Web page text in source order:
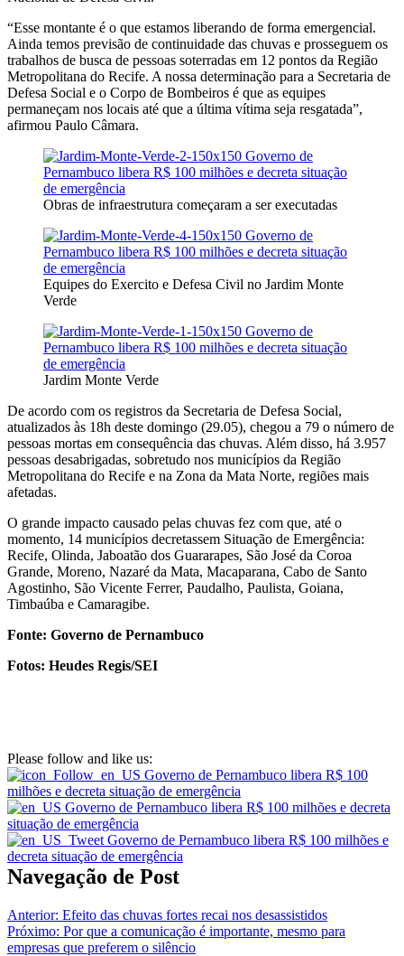
“Esse montante é o que estamos liberando de forma emergencial.
Ainda temos previsão de continuidade das chuvas e prosseguem os
trabalhos de busca de pessoas soterradas em 12 pontos da Região
Metropolitana do Recife. A nossa determinação para a Secretaria de
Defesa Social e o Corpo de Bombeiros é que as equipes
permaneçam nos locais até que a última vítima seja resgatada”,
afirmou Paulo Câmara.
Obras de infraestrutura começaram a ser executadas
Equipes do Exercito e Defesa Civil no Jardim Monte
Verde
Jardim Monte Verde
De acordo com os registros da Secretaria de Defesa Social,
atualizados às 18h deste domingo (29.05), chegou a 79 o número de
pessoas mortas em consequência das chuvas. Além disso, há 3.957
pessoas desabrigadas, sobretudo nos municípios da Região
Metropolitana do Recife e na Zona da Mata Norte, regiões mais
afetadas.
O grande impacto causado pelas chuvas fez com que, até o
momento, 14 municípios decretassem Situação de Emergência:
Recife, Olinda, Jaboatão dos Guararapes, São José da Coroa
Grande, Moreno, Nazaré da Mata, Macaparana, Cabo de Santo
Agostinho, São Vicente Ferrer, Paudalho, Paulista, Goiana,
Timbaúba e Camaragibe.
Fonte: Governo de Pernambuco
Fotos: Heudes Regis/SEI
Please follow and like us:
Navegação de Post
Anterior: Efeito das chuvas fortes recai nos desassistidos
Próximo: Por que a comunicação é importante, mesmo para
empresas que preferem o silêncio